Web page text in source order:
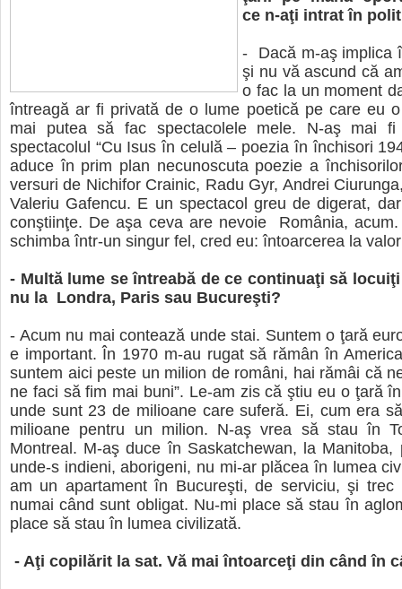
ce n-aţi intrat în
- Dacă m-aş implica
şi nu vă ascund că
o fac la un moment
întreagă ar fi privată de o lume poetică pe care eu
mai putea să fac spectacolele mele. N-aş mai
spectacolul “Cu Isus în celulă – poezia în închisori
aduce în prim plan necunoscuta poezie a
versuri de Nichifor Crainic, Radu Gyr, Andrei
Valeriu Gafencu. E un spectacol greu de digerat,
conştiinţe. De aşa ceva are nevoie România,
schimba într-un singur fel, cred eu: întoarcerea la
- Multă lume se întreabă de ce continuaţi să
nu la Londra, Paris sau Bucureşti?
- Acum nu mai contează unde stai. Suntem o ţară
e important. În 1970 m-au rugat să rămân în
suntem aici peste un milion de români, hai rămâi că
ne faci să fim mai buni”. Le-am zis că ştiu eu o ţară
unde sunt 23 de milioane care suferă. Ei, cum era
milioane pentru un milion. N-aş vrea să stau în
Montreal. M-aş duce în Saskatchewan, la Manitoba,
unde-s indieni, aborigeni, nu mi-ar plăcea în lumea
am un apartament în Bucureşti, de serviciu, şi
numai când sunt obligat. Nu-mi place să stau în
place să stau în lumea civilizată.
- Aţi copilărit la sat. Vă mai întoarceţi din când în